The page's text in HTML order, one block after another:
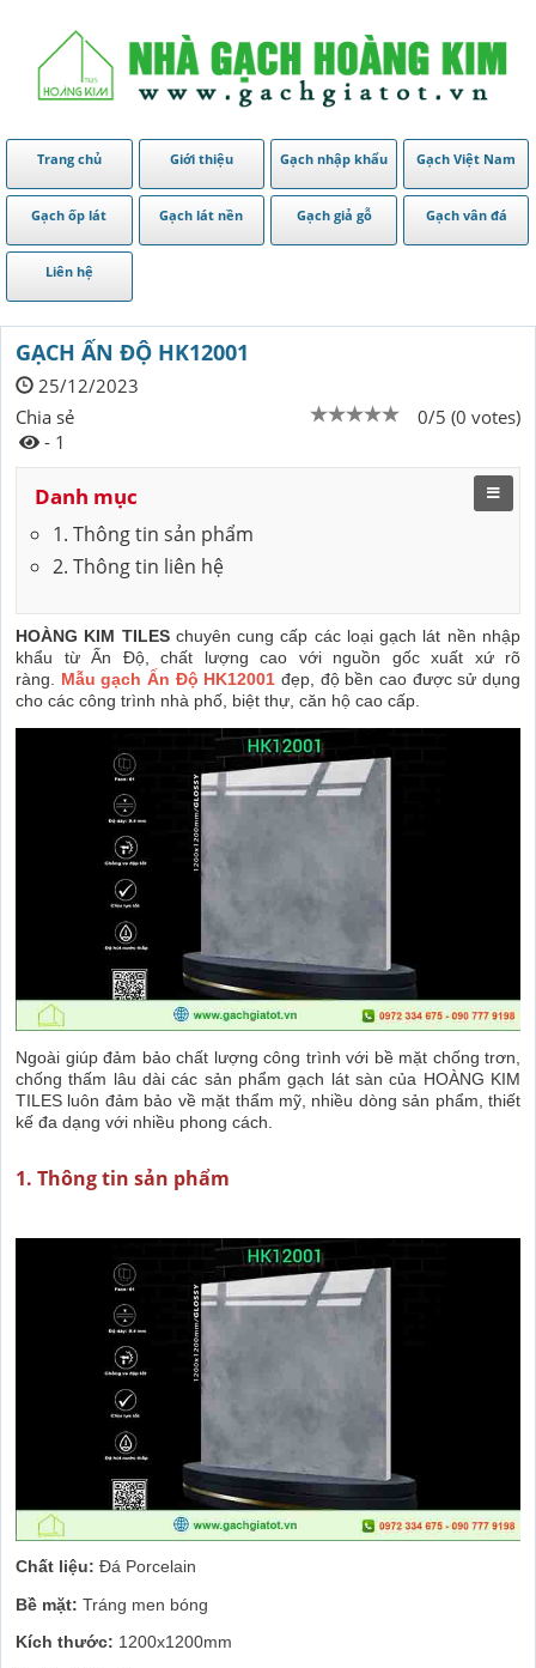
Trang chủ Giới thiệu Gạch nhập khẩu Gạch Việt Nam
Gạch ốp lát Gạch lát nền Gạch giả gỗ Gạch vân đá
Liên hệ
GẠCH ẤN ĐỘ HK12001
25/12/2023
0/5 (0 votes)
Chia sẻ
- 1
Danh mục
1. Thông tin sản phẩm
2. Thông tin liên hệ
HOÀNG KIM TILESchuyên cung cấp các loại gạch lát nền nhập
khẩu từ Ấn Độ, chất lượng cao với nguồn gốc xuất xứ rõ
ràng.
Mẫu gạch Ấn Độ HK12001 đẹp, độ bền cao được sử dụng
cho các công trình nhà phố, biệt thự, căn hộ cao cấp.
Ngoài giúp đảm bảo chất lượng công trình với bề mặt chống trơn,
chống thấm lâu dài các sản phẩm gạch lát sàn của HOÀNG KIM
TILES luôn đảm bảo về mặt thẩm mỹ, nhiều dòng sản phẩm, thiết
kế đa dạng với nhiều phong cách.
1. Thông tin sản phẩm
Chất liệu: Đá Porcelain
Bề mặt: Tráng men bóng
Kích thước: 1200x1200mm